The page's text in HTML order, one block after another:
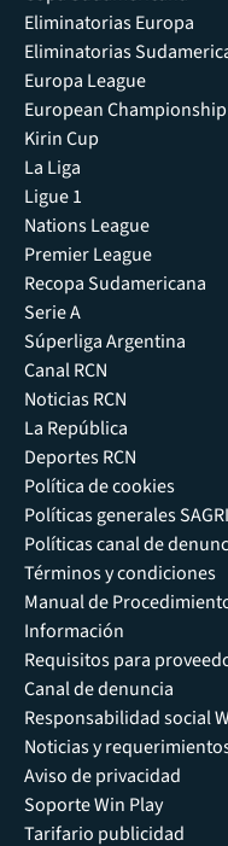
Eliminatorias Europa
Eliminatorias
Europa League
European Championship
Kirin Cup
La Liga
Ligue 1
Nations League
Premier League
Recopa Sudamericana
Serie A
Súperliga Argentina
Canal RCN
Noticias RCN
La República
Deportes RCN
Política de cookies
Políticas generales
Políticas canal de
Términos y condiciones
Manual de
Información
Requisitos para
Canal de denuncia
Responsabilidad social
Noticias y
Aviso de privacidad
Soporte Win Play
Tarifario publicidad